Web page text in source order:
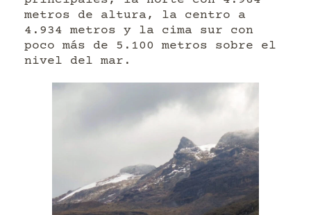
metros de altura, la centro a
4.934 metros y la cima sur con
poco más de 5.100 metros sobre el
nivel del mar.